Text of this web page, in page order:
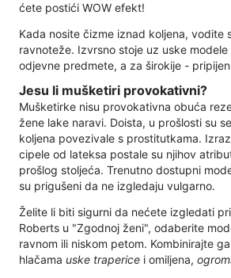
ćete postići WOW efekt!
Kada nosite čizme iznad koljena, vodite
ravnoteže. Izvrsno stoje uz uske modele
odjevne predmete, a za širokije -
Jesu li mušketiri provokativni?
Mušketirke nisu provokativna obuća
žene lake naravi. Doista, u prošlosti su
koljena povezivale s prostitutkama.
cipele od lateksa postale su njihov
prošlog stoljeća. Trenutno dostupni
su prigušeni da ne izgledaju vulgarno.
Želite li biti sigurni da nećete izgledati
Roberts u "Zgodnoj ženi", odaberite
ravnom ili niskom petom. Kombinirajte
hlačama uske traperice i omiljena,